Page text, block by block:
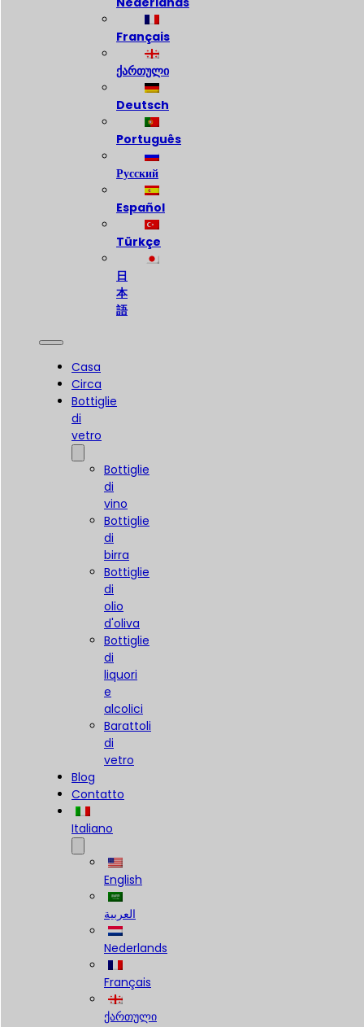
Français
ქართული
Deutsch
Português
Русский
Español
Türkçe
日
本
語
Casa
Circa
Bottiglie
di
vetro
Bottiglie
di
vino
Bottiglie
di
birra
Bottiglie
di
olio
d'oliva
Bottiglie
di
liquori
e
alcolici
Barattoli
di
vetro
Blog
Contatto
Italiano
English
العربية
Nederlands
Français
ქართული